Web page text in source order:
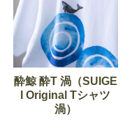
酔鯨 酔T 渦（SUIGE
I Original Tシャツ
渦）